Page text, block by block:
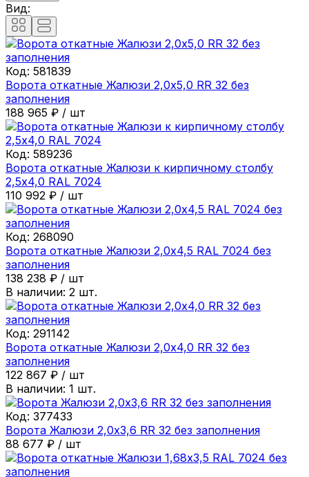
Вид:
Код: 581839
Ворота откатные Жалюзи 2,0х5,0 RR 32 без
заполнения
188 965 ₽ / шт
Код: 589236
Ворота откатные Жалюзи к кирпичному столбу
2,5х4,0 RAL 7024
110 992 ₽ / шт
Код: 268090
Ворота откатные Жалюзи 2,0х4,5 RAL 7024 без
заполнения
138 238 ₽ / шт
В наличии: 2 шт.
Код: 291142
Ворота откатные Жалюзи 2,0х4,0 RR 32 без
заполнения
122 867 ₽ / шт
В наличии: 1 шт.
Код: 377433
Ворота Жалюзи 2,0х3,6 RR 32 без заполнения
88 677 ₽ / шт